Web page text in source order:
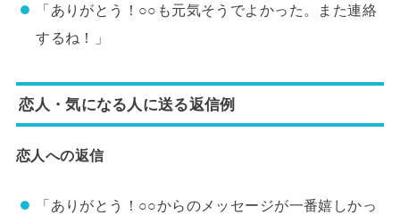
「ありがとう！○○も元気そうでよかった。また連絡
するね！」
恋人・気になる人に送る返信例
恋人への返信
「ありがとう！○○からのメッセージが一番嬉しかっ